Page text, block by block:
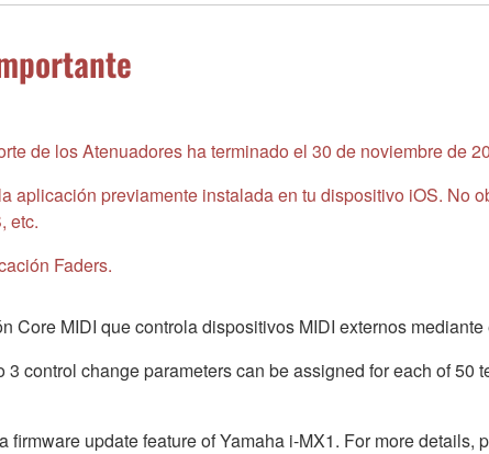
de los Atenuadores ha terminado el 30 de noviembre de
aplicación previamente instalada en tu dispositivo iOS.
etc.
Faders.
Core MIDI que controla dispositivos MIDI externos
3 control change parameters can be assigned for each of
firmware update feature of Yamaha i-MX1. For more details,